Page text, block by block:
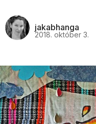
jakabhanga
2018. október 3.